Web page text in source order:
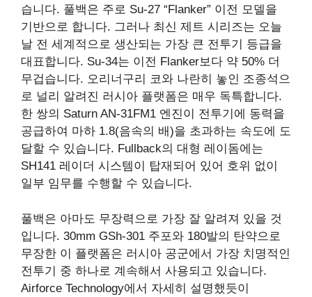
습니다. 풀백은 주로 Su-27 “Flanker” 이전 모델을
기반으로 합니다. 그러나 최신 제트 시리즈는 오늘
날 전 세계적으로 생산되는 가장 큰 전투기 등급을
대표합니다. Su-34는 이전 Flanker보다 약 50% 더
무겁습니다. 오리너구리 코와 나란히 놓인 조종석으
로 널리 알려진 러시아 플랫폼은 매우 독특합니다.
한 쌍의 Saturn AN-31FM1 엔진이 전투기에 동력을
공급하여 마하 1.8(음속의 배)을 초과하는 속도에 도
달할 수 있습니다. Fullback의 대형 레이돔에는
SH141 레이더 시스템이 탑재되어 있어 호위 없이
일부 임무를 수행할 수 있습니다.
풀백은 아마도 무장력으로 가장 잘 알려져 있을 것
입니다. 30mm GSh-301 주포와 180발의 탄약으로
무장한 이 플랫폼은 러시아 공군에서 가장 치명적인
전투기 중 하나로 계속해서 사용되고 있습니다.
Airforce Technology에서 자세히 설명했듯이